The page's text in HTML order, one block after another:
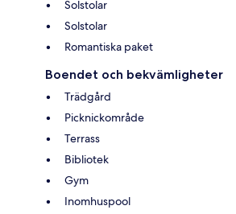
Solstolar
Solstolar
Romantiska paket
Boendet och bekvämligheter
Trädgård
Picknickområde
Terrass
Bibliotek
Gym
Inomhuspool